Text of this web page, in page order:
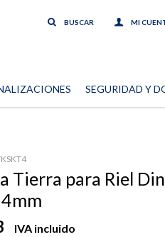
SEGURIDAD Y
Tierra para Riel
IVA incluido